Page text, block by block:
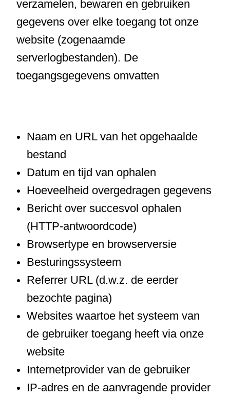
verzamelen, bewaren en gebruiken
gegevens over elke toegang tot onze
website (zogenaamde
serverlogbestanden). De
toegangsgegevens omvatten
Naam en URL van het opgehaalde
bestand
Datum en tijd van ophalen
Hoeveelheid overgedragen gegevens
Bericht over succesvol ophalen
(HTTP-antwoordcode)
Browsertype en browserversie
Besturingssysteem
Referrer URL (d.w.z. de eerder
bezochte pagina)
Websites waartoe het systeem van
de gebruiker toegang heeft via onze
website
Internetprovider van de gebruiker
IP-adres en de aanvragende provider